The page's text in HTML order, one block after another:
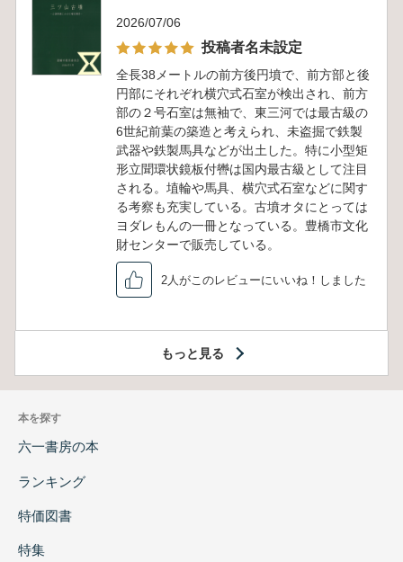
2026/07/06
投稿者名未設定
全長38メートルの前方後円墳で、前方部と後
円部にそれぞれ横穴式石室が検出され、前方
部の２号石室は無袖で、東三河では最古級の
6世紀前葉の築造と考えられ、未盗掘で鉄製
武器や鉄製馬具などが出土した。特に小型矩
形立聞環状鏡板付轡は国内最古級として注目
される。埴輪や馬具、横穴式石室などに関す
る考察も充実している。古墳オタにとっては
ヨダレもんの一冊となっている。豊橋市文化
財センターで販売している。
2人がこのレビューにいいね！しました
もっと見る
本を探す
六一書房の本
ランキング
特価図書
特集